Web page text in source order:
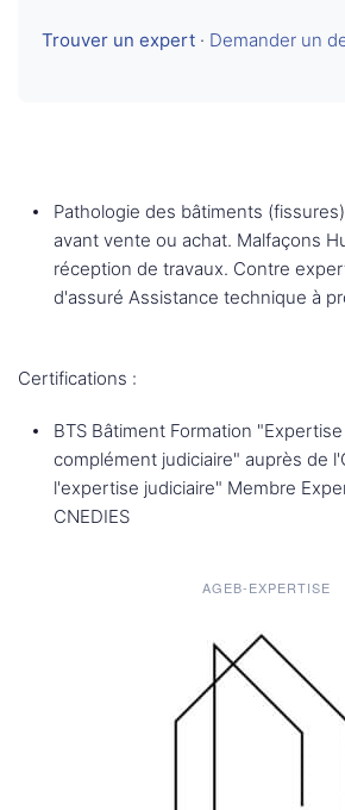
Trouver un expert · Demander un
Pathologie des bâtiments
avant vente ou achat. Malfaçons
réception de travaux. Contre
d'assuré Assistance technique à
Certifications :
BTS Bâtiment Formation
complément judiciaire" auprès de
l'expertise judiciaire" Membre
CNEDIES
AGEB-EXPERTISE